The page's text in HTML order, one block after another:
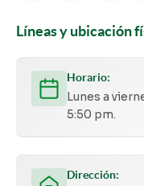
Líneas y ubicación
Horario:
Lunes a
5:50 pm.
Dirección: